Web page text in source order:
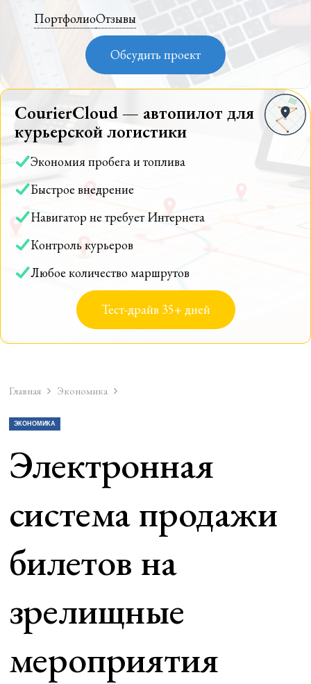
ПортфолиоОтзывы
Обсудить проект
CourierCloud — автопилот для
курьерской логистики
Экономия пробега и топлива
Быстрое внедрение
Навигатор не требует Интернета
Контроль курьеров
Любое количество маршрутов
Тест-драйв 35+ дней
Главная Экономика
ЭКОНОМИКА
Электронная
система продажи
билетов на
зрелищные
мероприятия